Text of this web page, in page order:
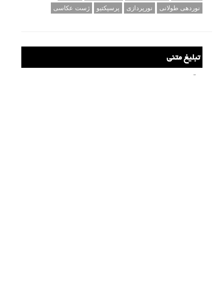
نوردهی طولانی
نورپردازی پرسپکتیو ژست عکاسی
تبلیغ متنی